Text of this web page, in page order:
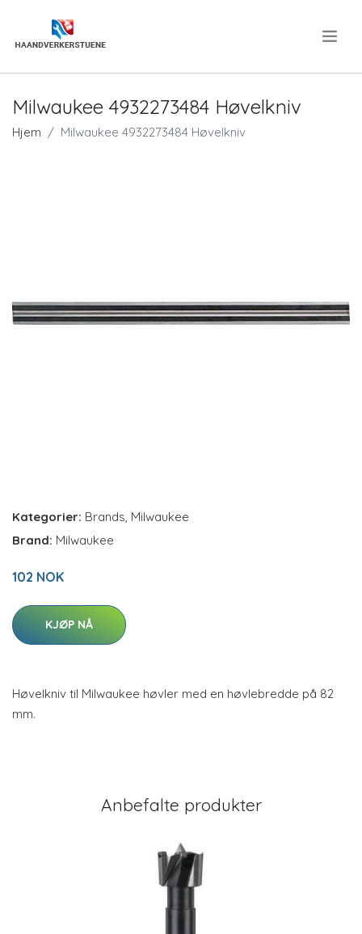
Milwaukee 4932273484 Høvelkniv
Hjem Milwaukee 4932273484 Høvelkniv
Kategorier: Brands, Milwaukee
Brand: Milwaukee
102 NOK
KJØP NÅ
Høvelkniv til Milwaukee høvler med en høvlebredde på 82
mm.
Anbefalte produkter